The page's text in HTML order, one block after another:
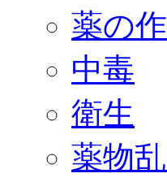
薬の
中毒
衛生
薬物